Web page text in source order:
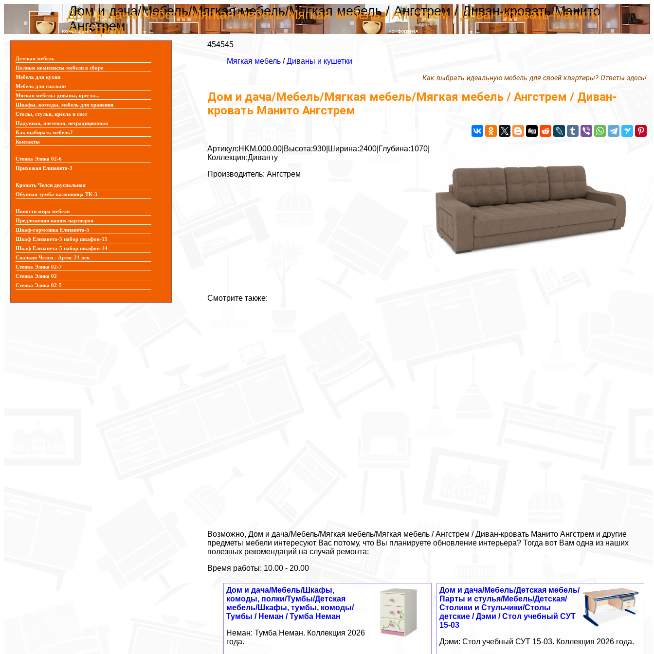
Дом и дача/Мебель/Мягкая мебель/Мягкая мебель / Ангстрем / Диван-кровать Манито
Ангстрем
Дом и дача/Мебель/Мягкая мебель/Мягкая мебель / Ангстрем / Диван-кровать Манито
Ангстрем
454545
Мягкая мебель /Диваны и кушетки
Как выбрать идеальную мебель для своей квартиры? Ответы здесь!
Дом и дача/Мебель/Мягкая мебель/Мягкая мебель / Ангстрем / Диван-
кровать Манито Ангстрем
Артикул:HKM.000.00|Высота:930|Ширина:2400|Глубина:1070|
Коллекция:Диванту
Производитель: Ангстрем
Смотрите также:
Возможно, Дом и дача/Мебель/Мягкая мебель/Мягкая мебель / Ангстрем / Диван-кровать Манито Ангстрем и другие
предметы мебели интересуют Вас потому, что Вы планируете обновление интерьера? Тогда вот Вам одна из наших
полезных рекомендаций на случай ремонта:
Время работы: 10.00 - 20.00
Дом и дача/Мебель/Детская мебель/
Парты и стулья/Мебель/Детская/
Столики и Стульчики/Столы
детские / Дэми / Стол учебный СУТ
15-03
Дэми: Стол учебный СУТ 15-03. Коллекция 2026 года.
Дом и дача/Мебель/Шкафы,
комоды, полки/Тумбы/Детская
мебель/Шкафы, тумбы, комоды/
Тумбы / Неман / Тумба Неман
Неман: Тумба Неман. Коллекция 2026
года.
Детская мебель
Полные комплекты мебели в сборе
Мебель для кухни
Мебель для спальни
Мягкая мебель: диваны, кресла...
Шкафы, комоды, мебель для хранения
Столы, стулья, кресла и свет
Надувная, плетеная, нетрадиционная
Как выбирать мебель?
Контакты
Стенка Элика 02-6
Прихожая Елизавета-3
Кровать Челси двуспальная
Обувная тумба-калошница ТК-3
Новости мира мебели
Предложения наших партнеров
Шкаф-гармошка Елизавета-5
Шкаф Елизавета-5 набор шкафов-15
Шкаф Елизавета-5 набор шкафов-14
Спальня Челси - Артис 21 век
Стенка Элика 02-7
Стенка Элика 02
Стенка Элика 02-5